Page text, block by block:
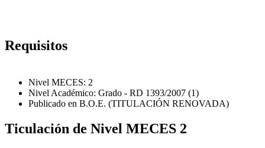
Requisitos
Nivel MECES: 2
Nivel Académico: Grado - RD 1393/2007 (1)
Publicado en B.O.E. (TITULACIÓN RENOVADA)
Ticulación de Nivel MECES 2